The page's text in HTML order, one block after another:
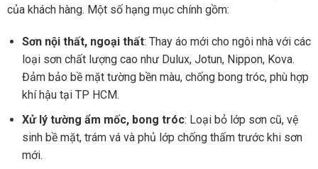
của khách hàng. Một số hạng mục chính gồm:
Sơn nội thất, ngoại thất: Thay áo mới cho ngôi nhà với các
loại sơn chất lượng cao như Dulux, Jotun, Nippon, Kova.
Đảm bảo bề mặt tường bền màu, chống bong tróc, phù hợp
khí hậu tại TP HCM.
Xử lý tường ẩm mốc, bong tróc: Loại bỏ lớp sơn cũ, vệ
sinh bề mặt, trám vá và phủ lớp chống thấm trước khi sơn
mới.